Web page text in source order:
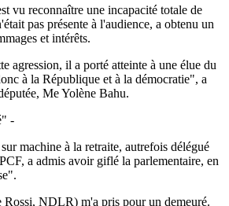
vu reconnaître une incapacité totale de
pas présente à l'audience, a obtenu un
et intérêts.
agression, il a porté atteinte à une élue du
à la République et à la démocratie", a
Me Yolène Bahu.
-
machine à la retraite, autrefois délégué
a admis avoir giflé la parlementaire, en
Rossi, NDLR) m'a pris pour un demeuré.